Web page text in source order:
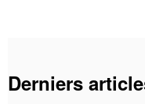
Derniers